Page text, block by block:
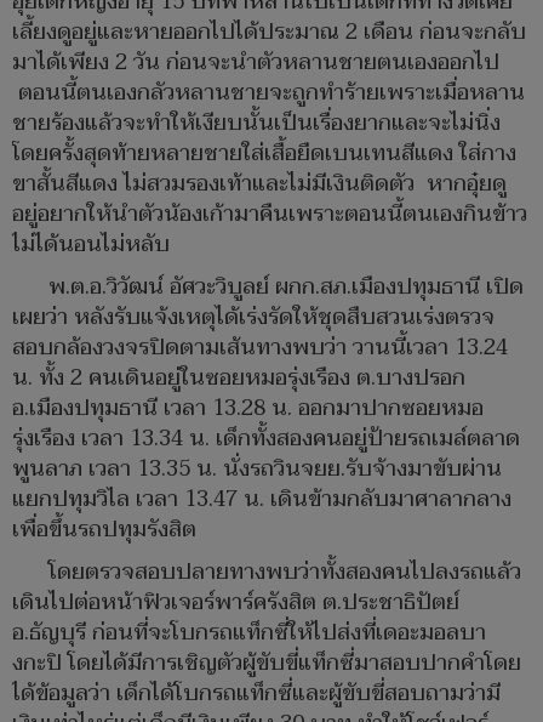
เลี้ยงดูอยู่และหายออกไปได้ประมาณ 2 เดือน ก่อนจะกลับ
มาได้เพียง 2 วัน ก่อนจะนำตัวหลานชายตนเองออกไป
ตอนนี้ตนเองกลัวหลานชายจะถูกทำร้ายเพราะเมื่อหลาน
ชายร้องแล้วจะทำให้เงียบนั้นเป็นเรื่องยากและจะไม่นิ่ง
โดยครั้งสุดท้ายหลายชายใส่เสื้อยืดเบนเทนสีแดง ใส่กาง
ขาสั้นสีแดง ไม่สวมรองเท้าและไม่มีเงินติดตัว หากอุ๋ยดู
อยู่อยากให้นำตัวน้องเก้ามาคืนเพราะตอนนี้ตนเองกินข้าว
ไม่ได้นอนไม่หลับ
พ.ต.อ.วิวัฒน์ อัศวะวิบูลย์ ผกก.สภ.เมืองปทุมธานี เปิด
เผยว่า หลังรับแจ้งเหตุได้เร่งรัดให้ชุดสืบสวนเร่งตรวจ
สอบกล้องวงจรปิดตามเส้นทางพบว่า วานนี้เวลา 13.24
น. ทั้ง 2 คนเดินอยู่ในซอยหมอรุ่งเรือง ต.บางปรอก
อ.เมืองปทุมธานี เวลา 13.28 น. ออกมาปากซอยหมอ
รุ่งเรือง เวลา 13.34 น. เด็กทั้งสองคนอยู่ป้ายรถเมล์ตลาด
พูนลาภ เวลา 13.35 น. นั่งรถวินจยย.รับจ้างมาขับผ่าน
แยกปทุมวิไล เวลา 13.47 น. เดินข้ามกลับมาศาลากลาง
เพื่อขึ้นรถปทุมรังสิต
โดยตรวจสอบปลายทางพบว่าทั้งสองคนไปลงรถแล้ว
เดินไปต่อหน้าฟิวเจอร์พาร์ครังสิต ต.ประชาธิปัตย์
อ.ธัญบุรี ก่อนที่จะโบกรถแท็กซี่ให้ไปส่งที่เดอะมอลบา
งกะปิ โดยได้มีการเชิญตัวผู้ขับขี่แท็กซี่มาสอบปากคำโดย
ได้ข้อมูลว่า เด็กได้โบกรถแท็กซี่และผู้ขับขี่สอบถามว่ามี